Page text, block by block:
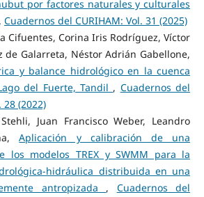
por factores naturales y culturales
, Cuadernos del CURIHAM: Vol. 31 (2025)
Cifuentes, Corina Iris Rodríguez, Víctor
de Galarreta, Néstor Adrián Gabellone,
y balance hidrológico en la cuenca
del Fuerte, Tandil , Cuadernos del
28 (2022)
Juan Francisco Weber, Leandro
Aplicación y calibración de una
los modelos TREX y SWMM para la
hidráulica distribuida en una
antropizada , Cuadernos del